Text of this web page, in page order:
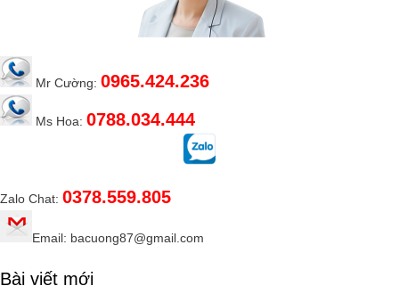
Mr Cường: 0965.424.236
Ms Hoa: 0788.034.444
Zalo Chat: 0378.559.805
Email: bacuong87@gmail.com
Bài viết mới